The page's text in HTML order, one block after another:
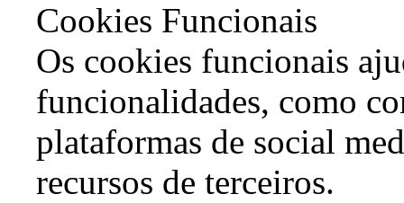
Cookies Funcionais
Os cookies funcionais
funcionalidades, como
plataformas de social
recursos de terceiros.